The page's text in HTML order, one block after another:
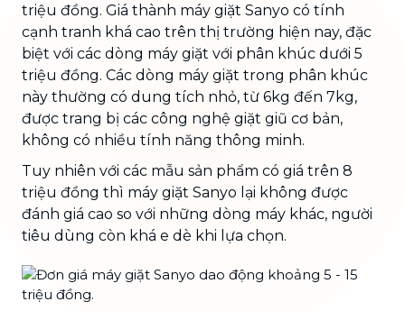
triệu đồng. Giá thành máy giặt Sanyo có tính
cạnh tranh khá cao trên thị trường hiện nay, đặc
biệt với các dòng máy giặt với phân khúc dưới 5
triệu đồng. Các dòng máy giặt trong phân khúc
này thường có dung tích nhỏ, từ 6kg đến 7kg,
được trang bị các công nghệ giặt giũ cơ bản,
không có nhiều tính năng thông minh.
Tuy nhiên với các mẫu sản phẩm có giá trên 8
triệu đồng thì máy giặt Sanyo lại không được
đánh giá cao so với những dòng máy khác, người
tiêu dùng còn khá e dè khi lựa chọn.